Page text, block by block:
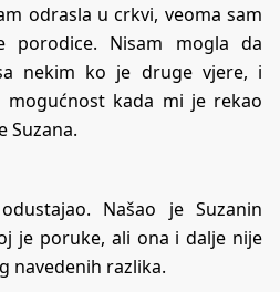
odrasla u crkvi, veoma sam
porodice. Nisam mogla da
nekim ko je druge vjere, i
kada mi je rekao
Suzana.
Našao je Suzanin
je poruke, ali ona i dalje nije
navedenih razlika.